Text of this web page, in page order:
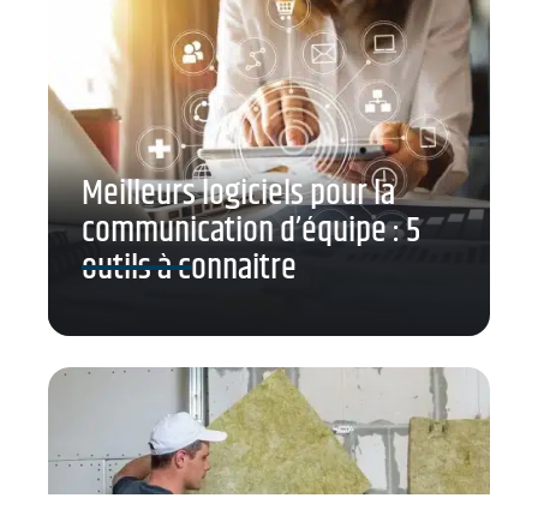
Meilleurs logiciels pour la
communication d’équipe : 5
outils à connaitre